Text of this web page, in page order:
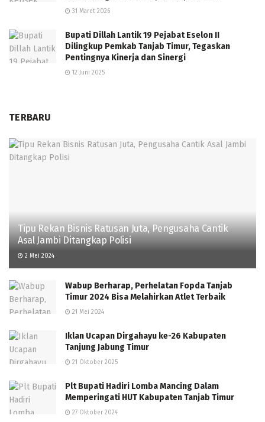
31 Maret 2026
Bupati Dillah Lantik 19 Pejabat Eselon II
Dilingkup Pemkab Tanjab Timur, Tegaskan
Pentingnya Kinerja dan Sinergi
12 Juni 2025
TERBARU
Tipu Rekan Bisnis Ratusan Juta, Pengusaha Cantik
Asal Jambi Ditangkap Polisi
2 Mei 2024
Wabup Berharap, Perhelatan Fopda Tanjab
Timur 2024 Bisa Melahirkan Atlet Terbaik
21 Mei 2024
Iklan Ucapan Dirgahayu ke-26 Kabupaten
Tanjung Jabung Timur
21 Oktober 2025
Plt Bupati Hadiri Lomba Mancing Dalam
Memperingati HUT Kabupaten Tanjab Timur
27 Oktober 2024